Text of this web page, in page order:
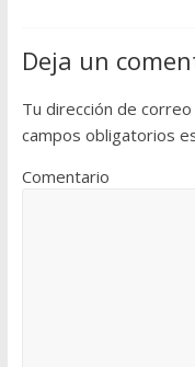
Deja un
Tu dirección de
campos obligatorios
Comentario